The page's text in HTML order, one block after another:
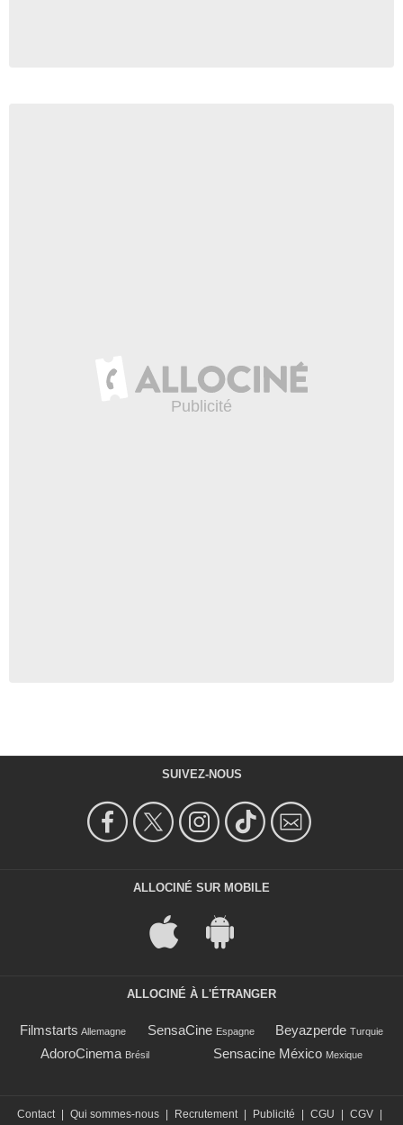
SUIVEZ-NOUS
ALLOCINÉ SUR MOBILE
ALLOCINÉ À L'ÉTRANGER
Filmstarts Allemagne SensaCine Espagne Beyazperde Turquie
AdoroCinema Brésil Sensacine México Mexique
Contact Qui sommes-nous Recrutement Publicité CGU CGV